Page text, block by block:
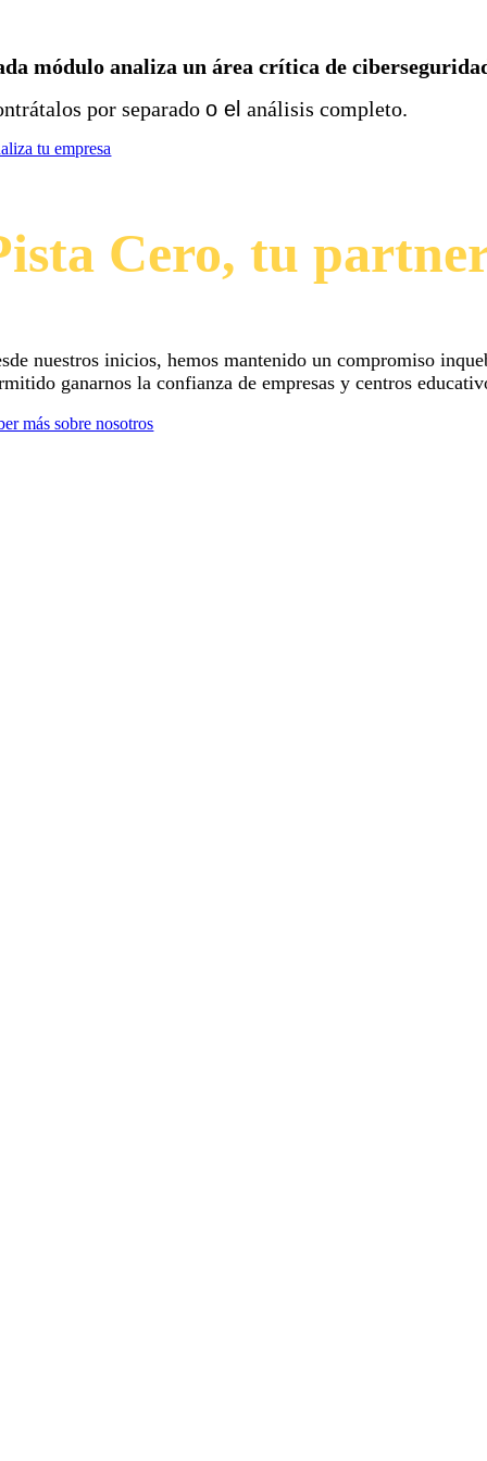
módulo analiza un área crítica de
por separadoo elanálisis completo.
tu empresa
Cero, tu
nuestros inicios, hemos mantenido un compromiso
ganarnos la confianza de empresas y centros
más sobre nosotros